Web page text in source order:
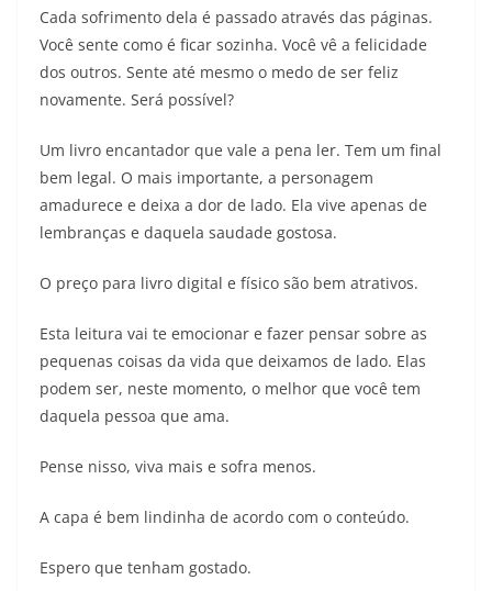
Cada sofrimento dela é passado através das páginas.
Você sente como é ficar sozinha. Você vê a felicidade
dos outros. Sente até mesmo o medo de ser feliz
novamente. Será possível?
Um livro encantador que vale a pena ler. Tem um final
bem legal. O mais importante, a personagem
amadurece e deixa a dor de lado. Ela vive apenas de
lembranças e daquela saudade gostosa.
O preço para livro digital e físico são bem atrativos.
Esta leitura vai te emocionar e fazer pensar sobre as
pequenas coisas da vida que deixamos de lado. Elas
podem ser, neste momento, o melhor que você tem
daquela pessoa que ama.
Pense nisso, viva mais e sofra menos.
A capa é bem lindinha de acordo com o conteúdo.
Espero que tenham gostado.